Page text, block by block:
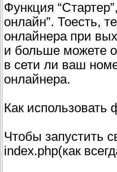
Функция
онлайн”. Тоесть,
онлайнера при
и больше можете
в сети ли ваш
онлайнера.
Как использовать
Чтобы запустить
index.php(как